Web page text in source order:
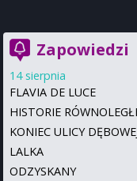
Zapowiedzi
14 sierpnia
FLAVIA DE LUCE
HISTORIE
KONIEC ULICY
LALKA
ODZYSKANY